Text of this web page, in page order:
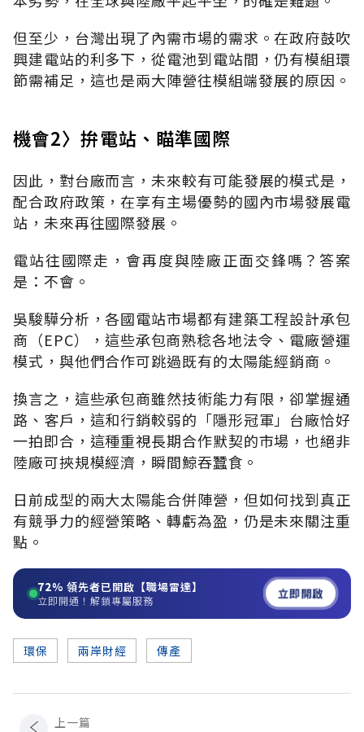
但至少，台灣出現了內需市場的需求。在政府鼓吹
興建電站的利多下，從電池到電站間，仍有模組環
節需補足，這也是兩大陣營往模組端發展的原因。
機會2〉拚電站、瞄準國際
因此，對台廠而言，未來較有可能發展的模式是，
配合政府政策，在享有主場優勢的國內市場發展電
站，未來再往國際發展。
電站往國際走，會再度與陸廠正面交鋒嗎？答案
是：不會。
吳駿驊分析，各國電站市場都有建築工程設計承包
商（EPC），這些承包商熟稔各地法令、電廠營運
模式，與他們合作可跳過既有的太陽能經銷商。
換言之，這些承包商雖然技術能力有限，卻掌握通
路、客戶，這和行銷較弱的「隱形冠軍」台廠恰好
一拍即合，這種重視長期合作默契的市場，也絕非
陸廠可挾規模經濟，瞬間鯨吞蠶食。
日前成型的兩大太陽能合併陣營，但如何找到真正
有競爭力的經營策略、轉虧為盈，仍是未來關注重
點。
72% 領先者已開啟【職場雷達】
立即開通！解鎖專屬服務 立即開啟
環保 兩岸財經 傳產
上一篇